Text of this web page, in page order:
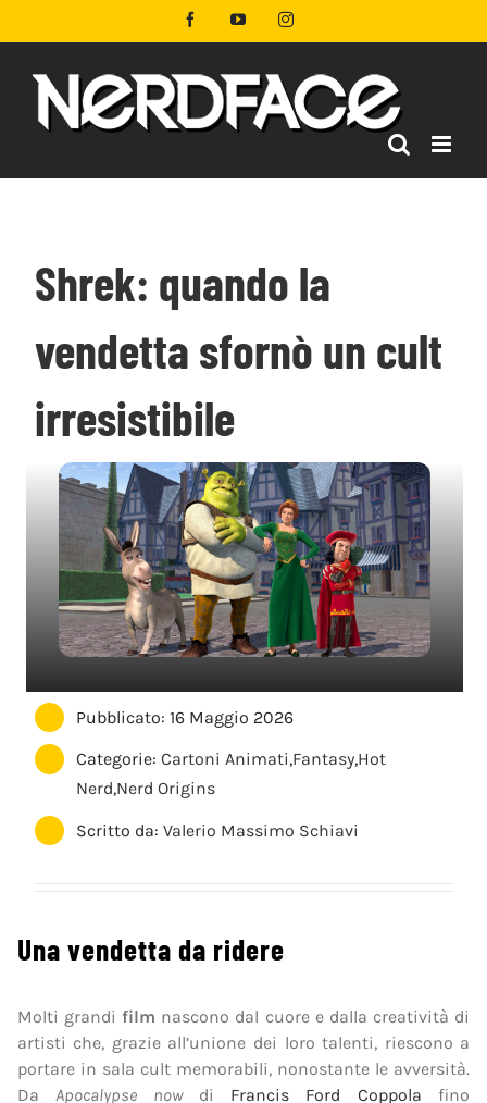
al
FacebookYouTubeInstagram
Shrek: quando la
vendetta sfornò un cult
irresistibile
Pubblicato: 16 Maggio 2026
Categorie:Cartoni Animati,Fantasy,Hot
Nerd,Nerd Origins
Scritto da:Valerio Massimo Schiavi
Una vendetta da ridere
Molti grandi film nascono dal cuore e dalla creatività di
artisti che, grazie all’unione dei loro talenti, riescono a
portare in sala cult memorabili, nonostante le avversità.
DaApocalypse nowdi Francis Ford Coppola fino